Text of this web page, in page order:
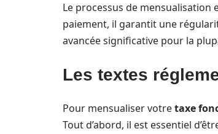
Le processus de mensualisation
paiement, il garantit une
avancée significative pour la
Les textes
Pour mensualiser votretaxe
Tout d’abord, il est essentiel